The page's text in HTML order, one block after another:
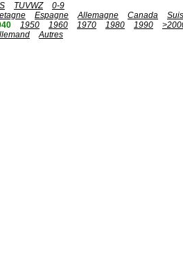
S TUVWZ
0-9
Espagne Allemagne Canada
1950 1960 1970 1980 1990
Autres